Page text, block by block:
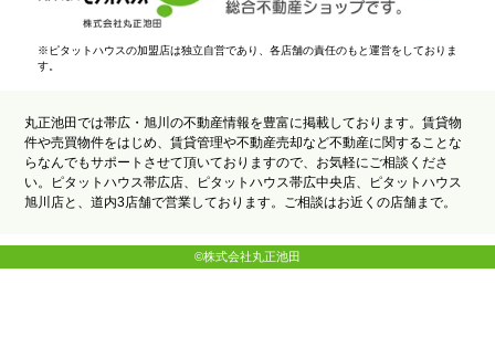
※ピタットハウスの加盟店は独立自営であり、各店舗の責任のもと運営をしておりま
す。
丸正池田では帯広・旭川の不動産情報を豊富に掲載しております。賃貸物
件や売買物件をはじめ、賃貸管理や不動産売却など不動産に関することな
らなんでもサポートさせて頂いておりますので、お気軽にご相談くださ
い。ピタットハウス帯広店、ピタットハウス帯広中央店、ピタットハウス
旭川店と、道内3店舗で営業しております。ご相談はお近くの店舗まで。
©株式会社丸正池田